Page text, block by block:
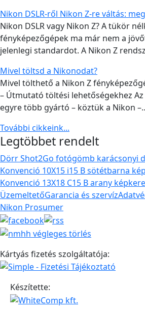
Nikon DSLR-ről Nikon Z-re váltás:
Nikon DSLR vagy Nikon Z? A tükör
fényképezőgépek ma már nem a
jelenlegi standardot. A Nikon Z
Mivel töltsd a Nikonodat?
Mivel tölthető a Nikon Z
– Útmutató töltési lehetőségekhez
egyre több gyártó – köztük a Nikon
További cikkeink...
Legtöbbet rendelt
Dörr Shot2Go fotógömb karácsonyi
Konvenció 10X15 i15 B sötétbarna
Konvenció 13X18 C15 B arany
ÜzemeltetőGarancia és szervíz
Nikon Prosumer
Kártyás fizetés szolgáltatója:
Készítette: